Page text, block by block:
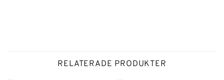
RELATERADE PRODUKTER